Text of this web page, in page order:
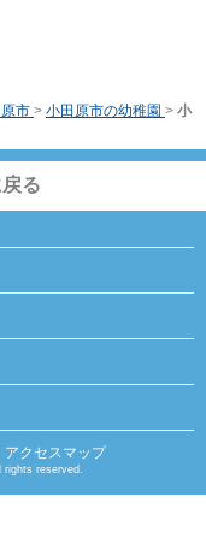
市 > 小田原市の幼稚園 > 小
る
アクセスマップ
reserved.